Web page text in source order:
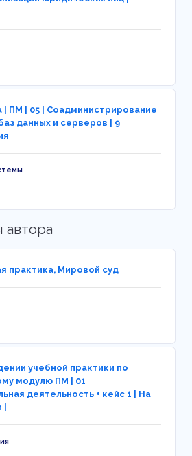
| ПМ | 05 | Соадминистрирование
данных и серверов | 9
автора
практика, Мировой суд
учебной практики по
модулю ПМ | 01
деятельность + кейс 1 | На